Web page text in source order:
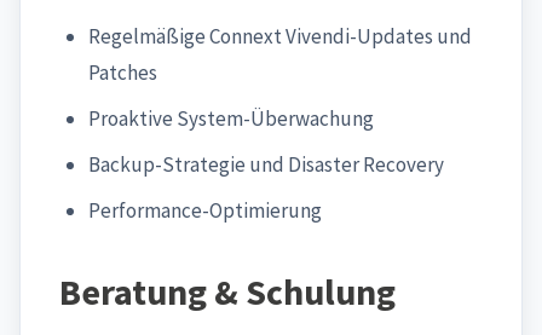
Regelmäßige Connext Vivendi-Updates und
Patches
Proaktive System-Überwachung
Backup-Strategie und Disaster Recovery
Performance-Optimierung
Beratung & Schulung